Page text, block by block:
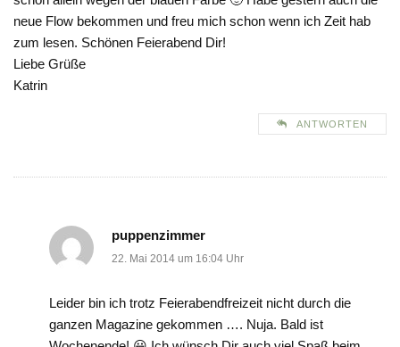
neue Flow bekommen und freu mich schon wenn ich Zeit hab
zum lesen. Schönen Feierabend Dir!
Liebe Grüße
Katrin
ANTWORTEN
puppenzimmer
22. Mai 2014 um 16:04 Uhr
Leider bin ich trotz Feierabendfreizeit nicht durch die
ganzen Magazine gekommen …. Nuja. Bald ist